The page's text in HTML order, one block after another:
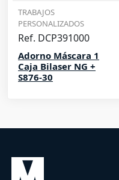
TRABAJOS
PERSONALIZADOS
Ref. DCP391000
Adorno Máscara 1
Caja Bilaser NG +
S876-30